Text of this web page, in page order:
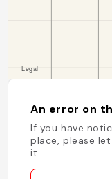
An error on
If you have
place, please
it.